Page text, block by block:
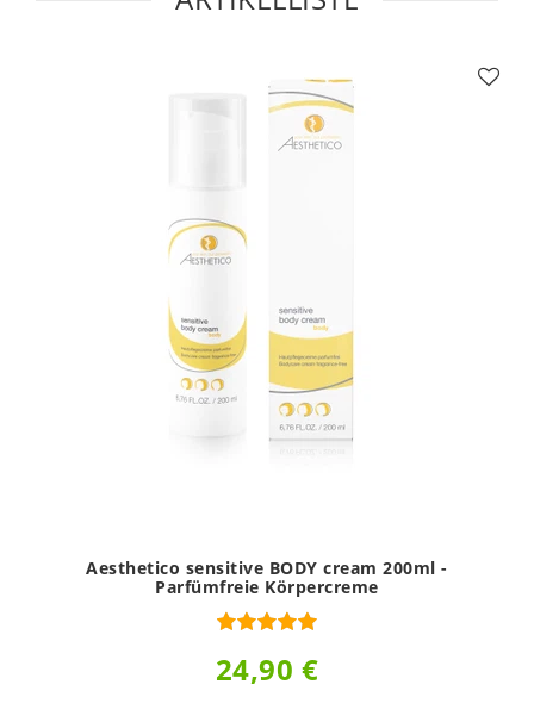
Aesthetico sensitive BODY cream 200ml -
Parfümfreie Körpercreme
24,90 €